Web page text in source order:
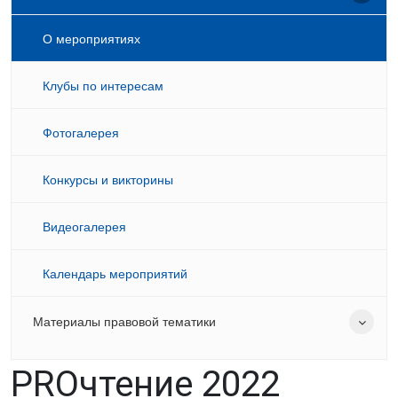
О мероприятиях
Клубы по интересам
Фотогалерея
Конкурсы и викторины
Видеогалерея
Календарь мероприятий
Материалы правовой тематики
PROчтение 2022